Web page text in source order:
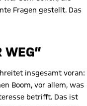
Fragen gestellt. Das
WEG“
insgesamt voran:
Boom, vor allem, was
betrifft. Das ist